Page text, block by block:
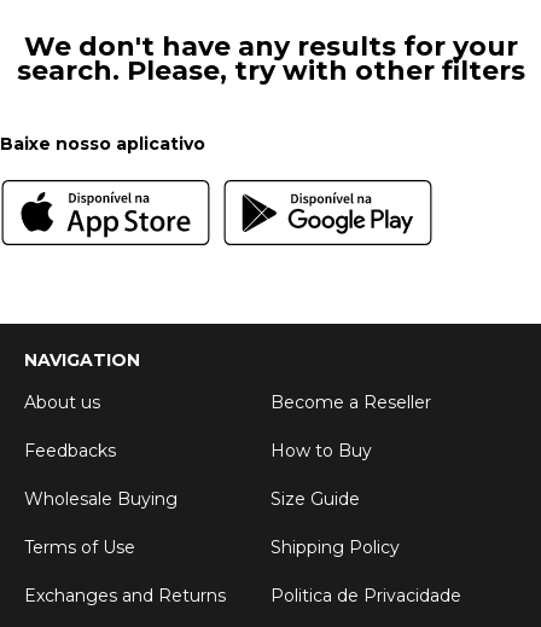
We don't have any results for your
search. Please, try with other filters
Baixe nosso aplicativo
NAVIGATION
About us
Become a Reseller
Feedbacks How to Buy
Wholesale Buying Size Guide
Terms of Use Shipping Policy
Exchanges and Returns Politica de Privacidade